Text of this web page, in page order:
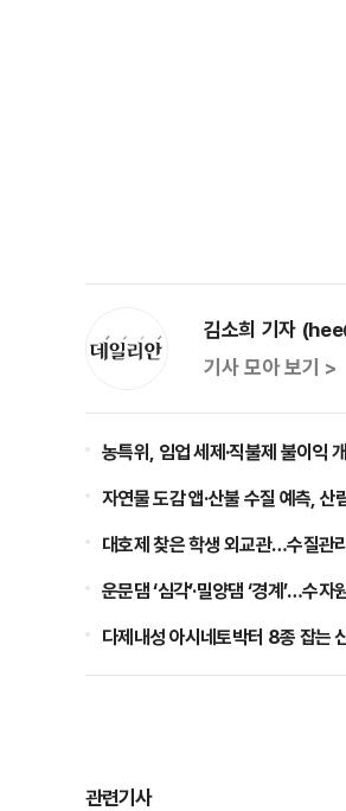
김소희 기자
기사 모아 보기 >
농특위, 임업 세제·직불제 불이익
자연물 도감 앱·산불 수질 예측, 산
대호제 찾은 학생 외교관…수질관
운문댐 ‘심각’·밀양댐 ‘경계’…수
다제내성 아시네토박터 8종 잡는
관련기사